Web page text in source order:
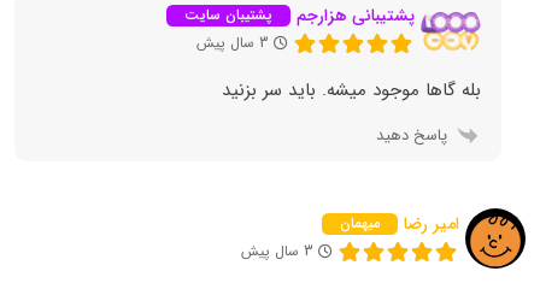
پشتیبانی هزارجم
پشتیبان سایت
3 سال پیش
بله گاها موجود میشه. باید سر بزنید
پاسخ دهید
امیر رضا
میهمان
3 سال پیش